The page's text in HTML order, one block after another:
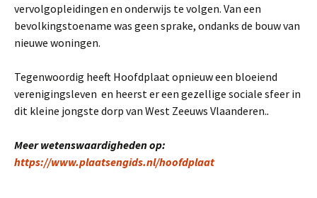
vervolgopleidingen en onderwijs te volgen. Van een
bevolkingstoename was geen sprake, ondanks de bouw van
nieuwe woningen.
Tegenwoordig heeft Hoofdplaat opnieuw een bloeiend
verenigingsleven en heerst er een gezellige sociale sfeer in
dit kleine jongste dorp van West Zeeuws Vlaanderen..
Meer wetenswaardigheden op:
https://www.plaatsengids.nl/hoofdplaat